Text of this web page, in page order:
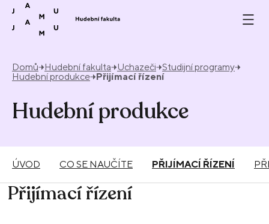
Přeskočit na obsah
Domů Hudební fakulta Uchazeči Studijní programy
Hudební produkce Přijímací řízení
Hudební produkce
ÚVOD CO SE NAUČÍTE PŘIJÍMACÍ ŘÍZENÍ
Přijímací řízení